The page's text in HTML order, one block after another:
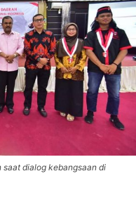
saat dialog kebangsaan di